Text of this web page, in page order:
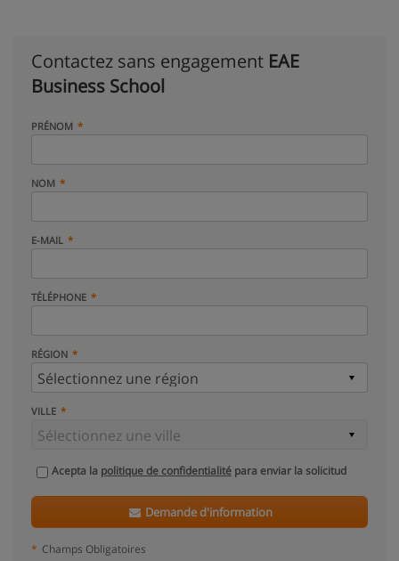
Contactez sans engagement EAE
Business School
PRÉNOM
NOM
E-MAIL
TÉLÉPHONE
RÉGION
VILLE
Acepta la politique de confidentialité para enviar la solicitud
Demande d'information
* Champs Obligatoires